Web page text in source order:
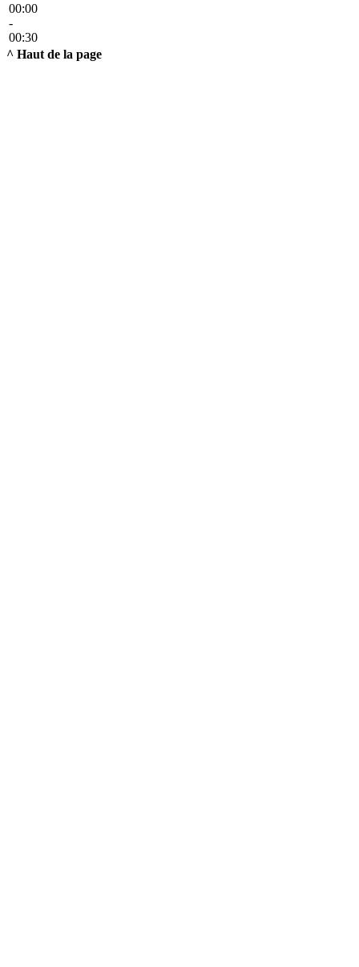
00:00
-
00:30
^ Haut de la page